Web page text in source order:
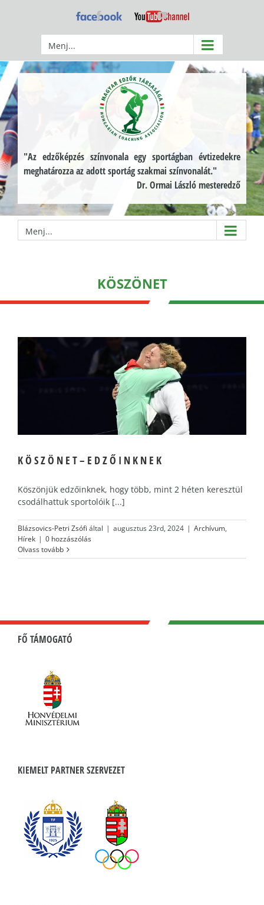
Facebook YouTube
Menj...
"Az edzőképzés színvonala egy sportágban évtizedekre
meghatározza az adott sportág szakmai színvonalát."
Dr. Ormai László mesteredző
Menj...
KÖSZÖNET
K Ö S Z Ö N E T – E D Z Ő I N K N E K
Köszönjük edzőinknek, hogy több, mint 2 héten keresztül
csodálhattuk sportolóik [...]
Blázsovics-Petri Zsófi által | augusztus 23rd, 2024 | Archívum,
Hírek | 0 hozzászólás
Olvass tovább
FŐ TÁMOGATÓ
KIEMELT PARTNER SZERVEZET